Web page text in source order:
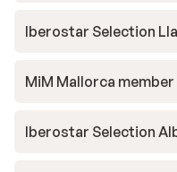
Iberostar Selection
MiM Mallorca
Iberostar Selection